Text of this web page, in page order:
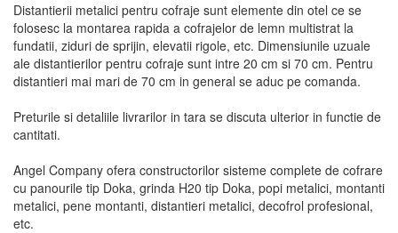
Distantierii metalici pentru cofraje sunt elemente din otel ce se
folosesc la montarea rapida a cofrajelor de lemn multistrat la
fundatii, ziduri de sprijin, elevatii rigole, etc. Dimensiunile uzuale
ale distantierilor pentru cofraje sunt intre 20 cm si 70 cm. Pentru
distantieri mai mari de 70 cm in general se aduc pe comanda.
Preturile si detaliile livrarilor in tara se discuta ulterior in functie de
cantitati.
Angel Company ofera constructorilor sisteme complete de cofrare
cu panourile tip Doka, grinda H20 tip Doka, popi metalici, montanti
metalici, pene montanti, distantieri metalici, decofrol profesional,
etc.